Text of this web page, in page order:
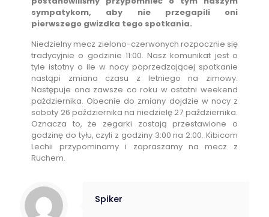
sympatykom, aby nie przegapili oni
pierwszego gwizdka tego spotkania.
Niedzielny mecz zielono-czerwonych rozpocznie się
tradycyjnie o godzinie 11:00. Nasz komunikat jest o
tyle istotny o ile w nocy poprzedzającej spotkanie
nastąpi zmiana czasu z letniego na zimowy.
Następuje ona zawsze co roku w ostatni weekend
października. Obecnie do zmiany dojdzie w nocy z
soboty 26 października na niedzielę 27 października.
Oznacza to, że zegarki zostają przestawione o
godzinę do tyłu, czyli z godziny 3:00 na 2:00. Kibicom
Lechii przypominamy i zapraszamy na mecz z
Ruchem.
Spiker